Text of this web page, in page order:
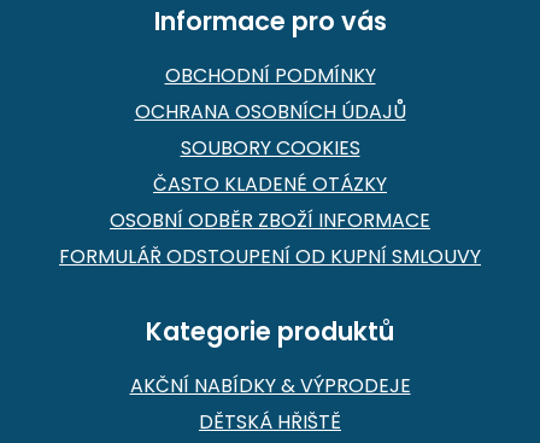
Informace pro vás
OBCHODNÍ PODMÍNKY
OCHRANA OSOBNÍCH ÚDAJŮ
SOUBORY COOKIES
ČASTO KLADENÉ OTÁZKY
OSOBNÍ ODBĚR ZBOŽÍ INFORMACE
FORMULÁŘ ODSTOUPENÍ OD KUPNÍ SMLOUVY
Kategorie produktů
AKČNÍ NABÍDKY & VÝPRODEJE
DĚTSKÁ HŘIŠTĚ